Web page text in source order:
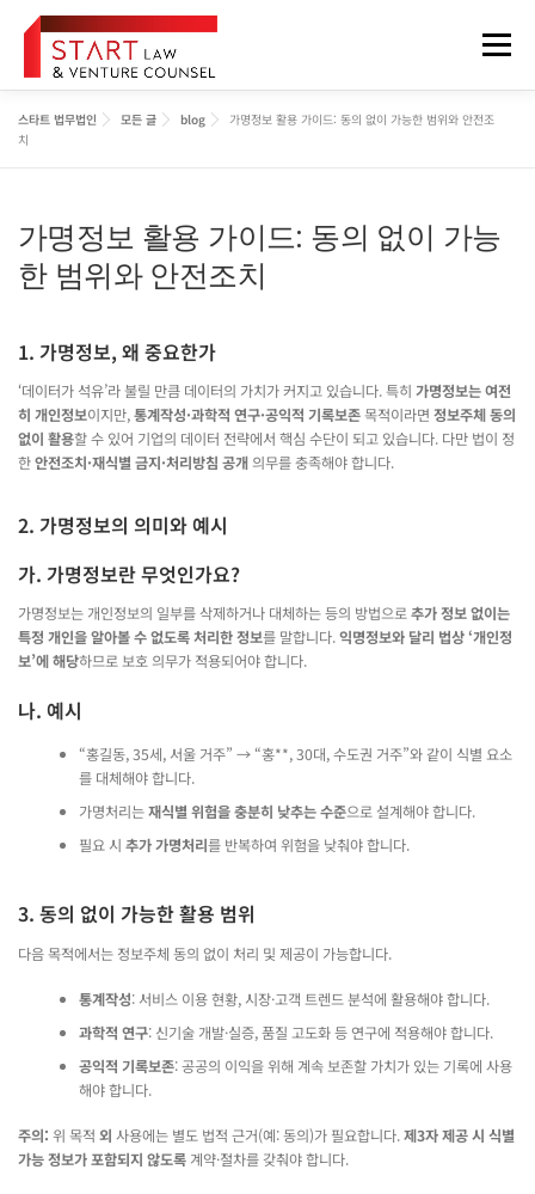
메뉴
정보게시판 FOREIGNER
스타트 법무법인 모든 글 blog
가명정보 활용 가이드: 동의 없이 가능한 범위와 안전조
치
가명정보 활용 가이드: 동의 없이 가능
한 범위와 안전조치
1. 가명정보, 왜 중요한가
‘데이터가 석유’라 불릴 만큼 데이터의 가치가 커지고 있습니다. 특히 가명정보는 여전
히 개인정보이지만,통계작성·과학적 연구·공익적 기록보존목적이라면 정보주체 동의
없이 활용할 수 있어 기업의 데이터 전략에서 핵심 수단이 되고 있습니다. 다만 법이 정
한안전조치·재식별 금지·처리방침 공개 의무를 충족해야 합니다.
2. 가명정보의 의미와 예시
가. 가명정보란 무엇인가요?
가명정보는 개인정보의 일부를 삭제하거나 대체하는 등의 방법으로추가 정보 없이는
특정 개인을 알아볼 수 없도록 처리한 정보를 말합니다.익명정보와 달리 법상 ‘개인정
보’에 해당하므로 보호 의무가 적용되어야 합니다.
나. 예시
“홍길동, 35세, 서울 거주” → “홍**, 30대, 수도권 거주”와 같이 식별 요소
를 대체해야 합니다.
가명처리는재식별 위험을 충분히 낮추는 수준으로 설계해야 합니다.
필요 시 추가 가명처리를 반복하여 위험을 낮춰야 합니다.
3. 동의 없이 가능한 활용 범위
다음 목적에서는 정보주체 동의 없이 처리 및 제공이 가능합니다.
통계작성: 서비스 이용 현황, 시장·고객 트렌드 분석에 활용해야 합니다.
과학적 연구: 신기술 개발·실증, 품질 고도화 등 연구에 적용해야 합니다.
공익적 기록보존: 공공의 이익을 위해 계속 보존할 가치가 있는 기록에 사용
해야 합니다.
주의: 위 목적 외 사용에는 별도 법적 근거(예: 동의)가 필요합니다.제3자 제공 시 식별
가능 정보가 포함되지 않도록 계약·절차를 갖춰야 합니다.